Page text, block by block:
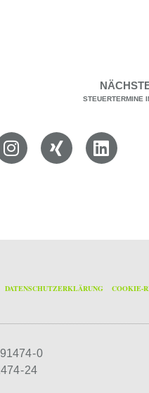
STEUERTERMINE
DATENSCHUTZERKLÄRUNG COOKIE-
- 0
- 24